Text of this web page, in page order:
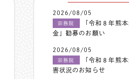
2026/08/05
宗務院
「令和８年熊
金」勧募のお願い
2026/08/05
宗務院
「令和８年熊
害状況のお知らせ